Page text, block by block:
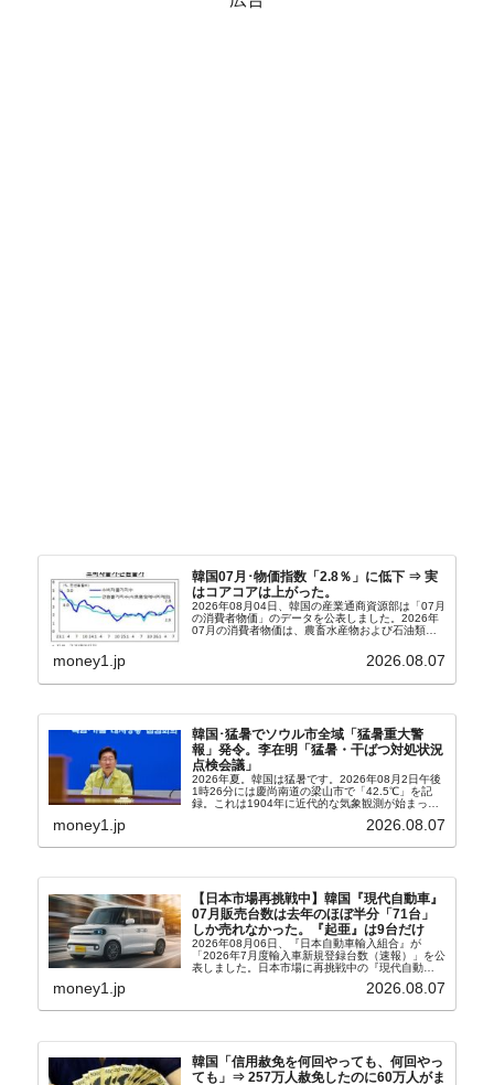
韓国07月･物価指数「2.8％」に低下 ⇒ 実
はコアコアは上がった。
2026年08月04日、韓国の産業通商資源部は「07月
の消費者物価」のデータを公表しました。2026年
07月の消費者物価は、農畜水産物および石油類の
2.8％上昇（06月は3.2％）となり、上昇率は前...
money1.jp 2026.08.07
韓国･猛暑でソウル市全域「猛暑重大警
報」発令。李在明「猛暑・干ばつ対処状況
点検会議」
2026年夏。韓国は猛暑です。2026年08月2日午後
1時26分には慶尚南道の梁山市で「42.5℃」を記
録。これは1904年に近代的な気象観測が始まって
ウル市全域への「猛暑重大警報」が発令され...
money1.jp 2026.08.07
【日本市場再挑戦中】韓国『現代自動車』
07月販売台数は去年のほぼ半分「71台」
しか売れなかった。『起亜』は9台だけ
2026年08月06日、『日本自動車輸入組合』が
「2026年7月度輸入車新規登録台数（速報）」を公
表しました。日本市場に再挑戦中の『現代自動
台数はこの中に捉えられているはずです。先月から
money1.jp 2026.08.07
韓国「信用赦免を何回やっても、何回やっ
ても」⇒ 257万人赦免したのに60万人がま